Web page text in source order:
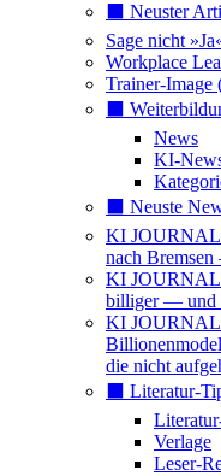
⬛️ Neuster
Sage nicht
Workplace
Trainer-Image
⬛️
News
KI-
⬛️ Neuste
KI JOURNAL
nach
KI JOURNAL
billiger — und
KI JOURNAL
die nicht
⬛️ Literatur-
Verlage
Leser-